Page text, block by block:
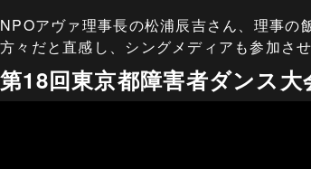
NPOアヴァ理事長の松浦辰吉さん、理事の
方々だと直感し、シングメディアも参加さ
第18回東京都障害者ダンス